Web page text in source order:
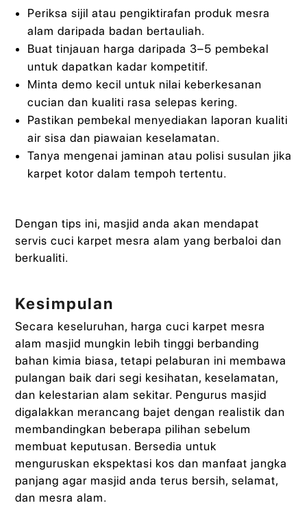
Periksa sijil atau pengiktirafan produk mesra
alam daripada badan bertauliah.
Buat tinjauan harga daripada 3–5 pembekal
untuk dapatkan kadar kompetitif.
Minta demo kecil untuk nilai keberkesanan
cucian dan kualiti rasa selepas kering.
Pastikan pembekal menyediakan laporan kualiti
air sisa dan piawaian keselamatan.
Tanya mengenai jaminan atau polisi susulan jika
karpet kotor dalam tempoh tertentu.
Dengan tips ini, masjid anda akan mendapat
servis cuci karpet mesra alam yang berbaloi dan
berkualiti.
Kesimpulan
Secara keseluruhan, harga cuci karpet mesra
alam masjid mungkin lebih tinggi berbanding
bahan kimia biasa, tetapi pelaburan ini membawa
pulangan baik dari segi kesihatan, keselamatan,
dan kelestarian alam sekitar. Pengurus masjid
digalakkan merancang bajet dengan realistik dan
membandingkan beberapa pilihan sebelum
membuat keputusan. Bersedia untuk
menguruskan ekspektasi kos dan manfaat jangka
panjang agar masjid anda terus bersih, selamat,
dan mesra alam.